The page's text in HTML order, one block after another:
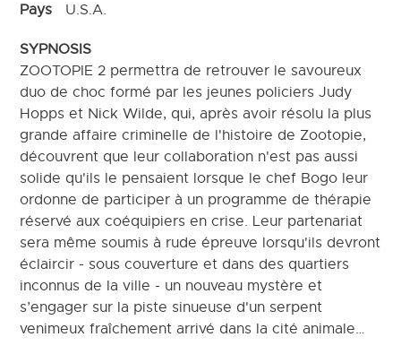
Pays U.S.A.
SYPNOSIS
ZOOTOPIE 2 permettra de retrouver le savoureux
duo de choc formé par les jeunes policiers Judy
Hopps et Nick Wilde, qui, après avoir résolu la plus
grande affaire criminelle de l'histoire de Zootopie,
découvrent que leur collaboration n'est pas aussi
solide qu'ils le pensaient lorsque le chef Bogo leur
ordonne de participer à un programme de thérapie
réservé aux coéquipiers en crise. Leur partenariat
sera même soumis à rude épreuve lorsqu'ils devront
éclaircir - sous couverture et dans des quartiers
inconnus de la ville - un nouveau mystère et
s’engager sur la piste sinueuse d'un serpent
venimeux fraîchement arrivé dans la cité animale…